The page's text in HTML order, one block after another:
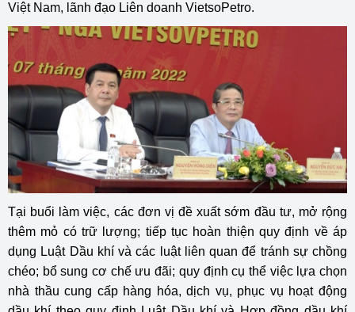
Việt Nam, lãnh đạo Liên doanh VietsoPetro.
Tại buổi làm việc, các đơn vị đề xuất sớm đầu tư, mở rộng
thêm mỏ có trữ lượng; tiếp tục hoàn thiện quy định về áp
dụng Luật Dầu khí và các luật liên quan để tránh sự chồng
chéo; bổ sung cơ chế ưu đãi; quy định cụ thể việc lựa chọn
nhà thầu cung cấp hàng hóa, dịch vụ, phục vụ hoạt động